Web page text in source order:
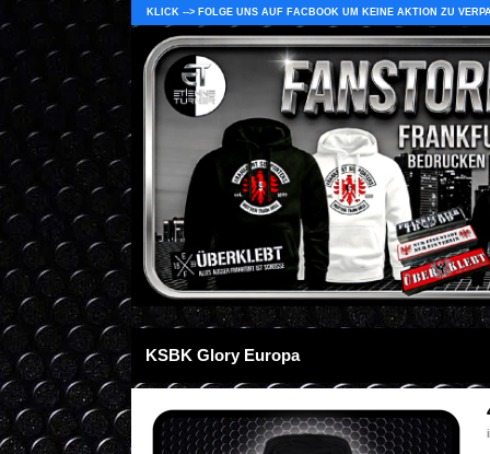
KLICK --> FOLGE UNS AUF FACBOOK UM KEINE AKTION ZU
KSBK Glory Europa